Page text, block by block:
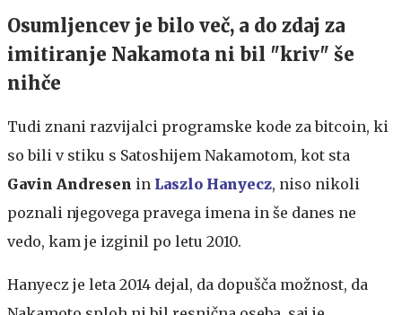
Osumljencev je bilo več, a do zdaj za
imitiranje Nakamota ni bil "kriv" še
nihče
Tudi znani razvijalci programske kode za bitcoin, ki
so bili v stiku s Satoshijem Nakamotom, kot sta
Gavin Andresen in Laszlo Hanyecz, niso nikoli
poznali njegovega pravega imena in še danes ne
vedo, kam je izginil po letu 2010.
Hanyecz je leta 2014 dejal, da dopušča možnost, da